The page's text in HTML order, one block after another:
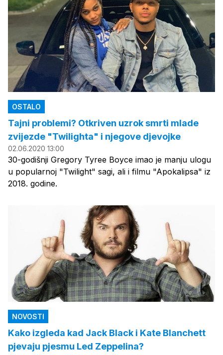
OSTALO
Tajni problemi? Otkriven uzrok smrti mlade
zvijezde "Twilighta" i njegove djevojke
02.06.2020 13:00
30-godišnji Gregory Tyree Boyce imao je manju ulogu
u popularnoj "Twilight" sagi, ali i filmu "Apokalipsa" iz
2018. godine.
NOVOSTI
Kako izgleda kad Jack Black i Kate Blanchett
pjevaju pjesmu Led Zeppelina?